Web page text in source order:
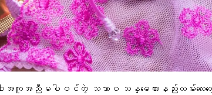
ါးအကူအညီမပါဝင်တဲ့ သဘာဝ သန္ဓေတားနည်းလမ်းလေး